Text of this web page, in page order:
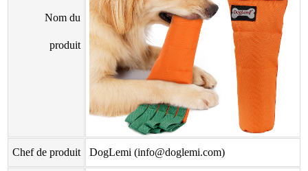
Nom du
produit
Chef de produit DogLemi (info@doglemi.com)